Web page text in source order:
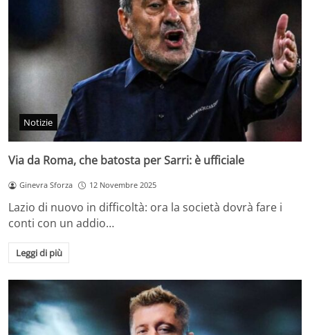
Notizie
Via da Roma, che batosta per Sarri: è ufficiale
Ginevra Sforza 12 Novembre 2025
Lazio di nuovo in difficoltà: ora la società dovrà fare i
conti con un addio…
Leggi di più